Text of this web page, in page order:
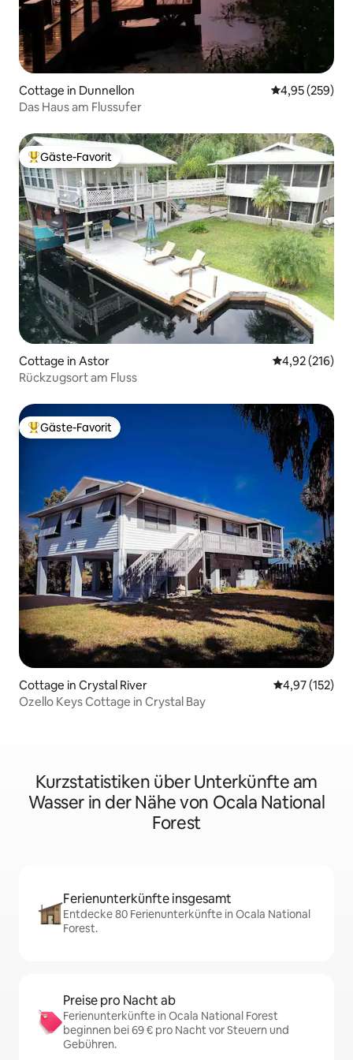
Cottage in Dunnellon
4,95 (259)
Das Haus am Flussufer
Beliebter Gäste-Favorit.
Gäste-Favorit
Cottage in Astor
4,92 (216)
Rückzugsort am Fluss
Beliebter Gäste-Favorit.
Gäste-Favorit
Cottage in Crystal River
4,97 (152)
Ozello Keys Cottage in Crystal Bay
Kurzstatistiken über Unterkünfte am
Wasser in der Nähe von Ocala National
Forest
Ferienunterkünfte insgesamt
Entdecke 80 Ferienunterkünfte in Ocala National
Forest.
Preise pro Nacht ab
Ferienunterkünfte in Ocala National Forest
beginnen bei 69 € pro Nacht vor Steuern und
Gebühren.